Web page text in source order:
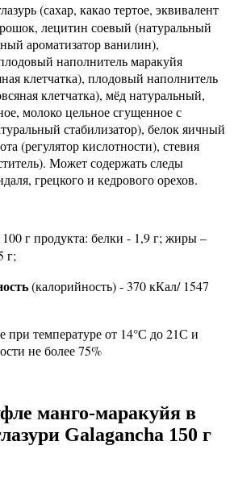
(сахар, какао тертое, эквивалент
лецитин соевый (натуральный
ароматизатор ванилин),
наполнитель маракуйя
клетчатка), плодовый наполнитель
клетчатка), мёд натуральный,
молоко цельное сгущенное с
стабилизатор), белок яичный
(регулятор кислотности), стевия
Может содержать следы
грецкого и кедрового орехов.
г продукта: белки - 1,9 г; жиры –
г;
(калорийность) - 370 кКал/ 1547
при температуре от 14°С до 21С и
не более 75%
манго-маракуйя в
Galagancha 150 г